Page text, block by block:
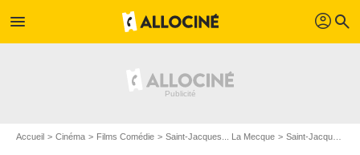
menu profil search
Accueil Cinéma Films Comédie Saint-Jacques... La Mecque Saint-Jacques... La Mecque en Blu Ray